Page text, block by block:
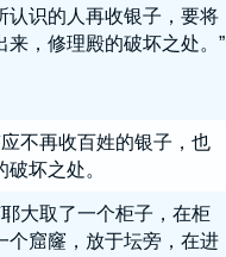
认识的人再收银子，要将
来，修理殿的破坏之处。”
不再收百姓的银子，也
坏之处。
大取了一个柜子，在柜
个窟窿，放于坛旁，在进